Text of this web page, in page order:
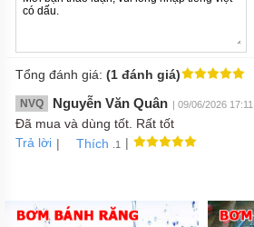
Tổng đánh giá: (1 đánh giá)
NVQ Nguyễn Văn Quân | 09/06/2026 17:11
Đã mua và dùng tốt. Rất tốt
Trả lời | Thích .1 |